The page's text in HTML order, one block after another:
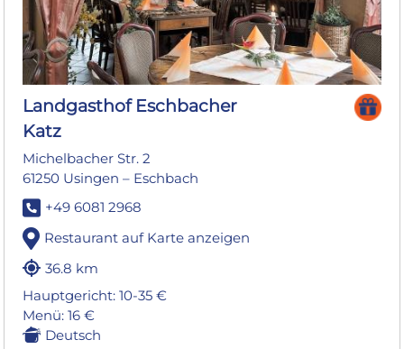
Landgasthof Eschbacher
Katz
Michelbacher Str. 2
61250 Usingen – Eschbach
+49 6081 2968
Restaurant auf Karte anzeigen
36.8 km
Hauptgericht: 10-35 €
Menü: 16 €
Deutsch